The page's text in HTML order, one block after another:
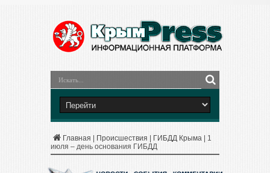
Главная Происшествия ГИБДД Крыма
1
июля – день основания ГИБДД